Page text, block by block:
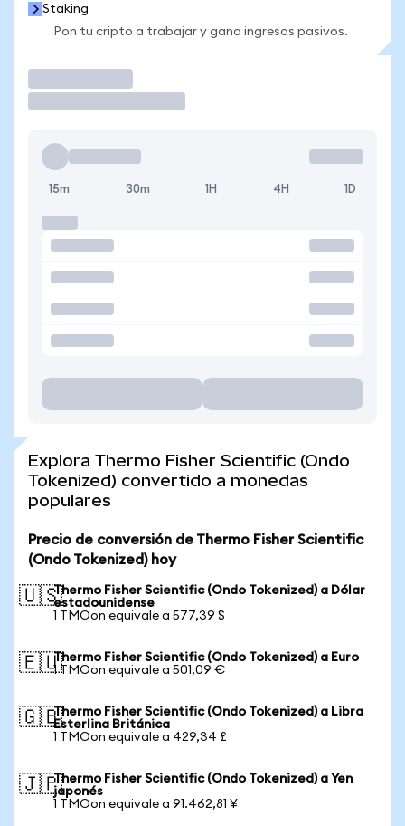
Staking
Pon tu cripto a trabajar y gana ingresos pasivos.
15m 30m 1H 4H 1D
Explora Thermo Fisher Scientific (Ondo
Tokenized) convertido a monedas
populares
Precio de conversión de Thermo Fisher Scientific
(Ondo Tokenized) hoy
🇺🇸Thermo Fisher Scientific (Ondo Tokenized) a Dólar
estadounidense
1 TMOon equivale a 577,39 $
🇪🇺Thermo Fisher Scientific (Ondo Tokenized) a Euro
1 TMOon equivale a 501,09 €
🇬🇧Thermo Fisher Scientific (Ondo Tokenized) a Libra
Esterlina Británica
1 TMOon equivale a 429,34 £
🇯🇵Thermo Fisher Scientific (Ondo Tokenized) a Yen
japonés
1 TMOon equivale a 91.462,81 ¥